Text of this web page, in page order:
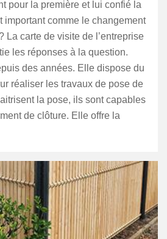
pour la première et lui confié la
important comme le changement
La carte de visite de l’entreprise
les réponses à la question.
des années. Elle dispose du
réaliser les travaux de pose de
la pose, ils sont capables
de clôture. Elle offre la